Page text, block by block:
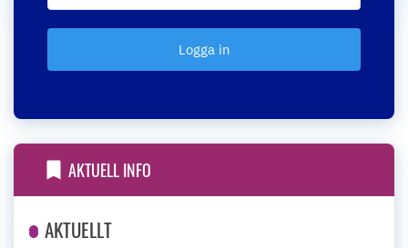
AKTUELL INFO
AKTUELLT